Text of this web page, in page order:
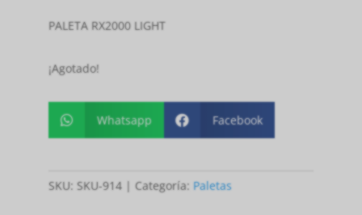
PALETA RX2000 LIGHT
¡Agotado!
 Whatsapp  Facebook
SKU: SKU-914 Categoría: Paletas